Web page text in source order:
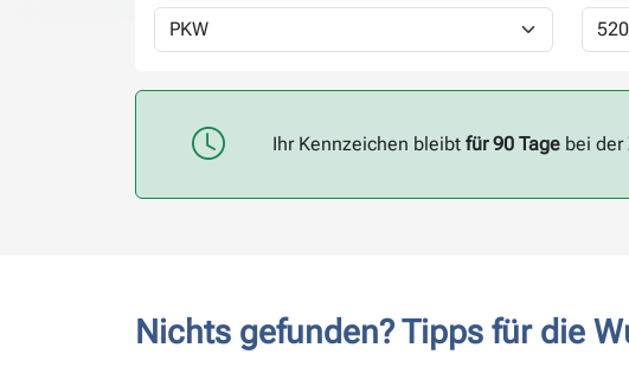
Ihr Kennzeichen bleibt für 90 Tagebei der
Nichts gefunden? Tipps für die